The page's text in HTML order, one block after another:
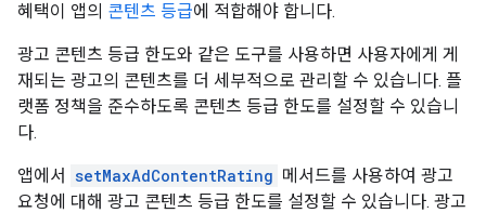
혜택이 앱의 콘텐츠 등급에 적합해야 합니다.
광고 콘텐츠 등급 한도와 같은 도구를 사용하면 사용자에게 게
재되는 광고의 콘텐츠를 더 세부적으로 관리할 수 있습니다. 플
랫폼 정책을 준수하도록 콘텐츠 등급 한도를 설정할 수 있습니
다.
앱에서 setMaxAdContentRating 메서드를 사용하여 광고
요청에 대해 광고 콘텐츠 등급 한도를 설정할 수 있습니다. 광고